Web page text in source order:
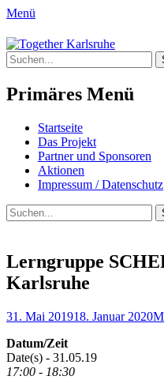
Menü
Together
Integration von
Fluchterfahrung
Suche
nach:
Primäres Menü
Springe
zum
Inhalt
Startseite
Das Projekt
Partner und Sponsoren
Aktionen
Impressum / Datenschutz
Suchen
Suche
nach:
Lerngruppe
Karlsruhe
Posted
31. Mai 201918. Januar 2020
Datum/Zeit
Date(s) - 31.05.19
17:00 - 18:30